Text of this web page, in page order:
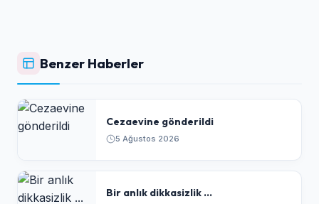
Benzer Haberler
Cezaevine gönderildi
5 Ağustos 2026
Bir anlık dikkasizlik ...